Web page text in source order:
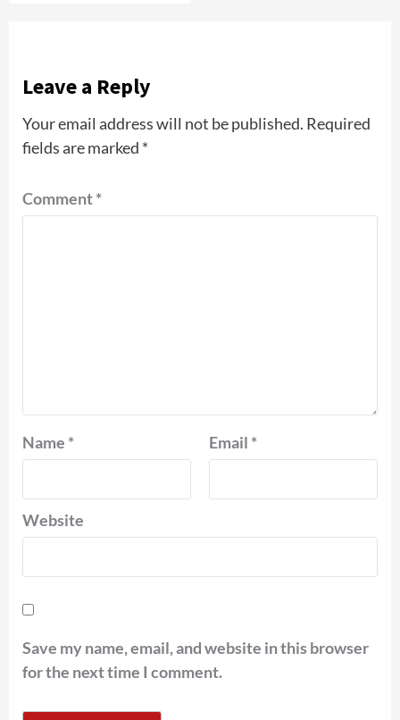
Leave a Reply
Your email address will not be published. Required
fields are marked *
Comment*
Name * Email *
Website
Save my name, email, and website in this browser
for the next time I comment.